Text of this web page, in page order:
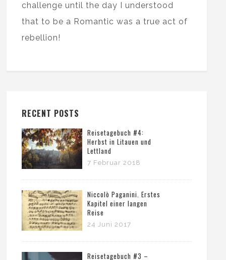
challenge until the day I understood
that to be a Romantic was a true act of
rebellion!
RECENT POSTS
Reisetagebuch #4:
Herbst in Litauen und
Lettland
7 Februar 2018
Niccolò Paganini. Erstes
Kapitel einer langen
Reise
24 Juni 2017
Reisetagebuch #3 –